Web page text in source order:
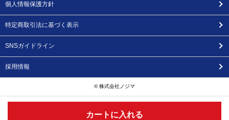
カートに入れる
個人情報保護方針
特定商取引法に基づく表示
SNSガイドライン
採用情報
© 株式会社ノジマ